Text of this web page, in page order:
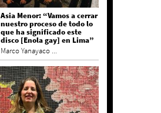
Asia Menor: “Vamos a cerrar
nuestro proceso de todo lo
que ha significado este
disco [Enola gay] en Lima”
Marco Yanayaco ...